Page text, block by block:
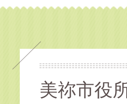
美祢市役